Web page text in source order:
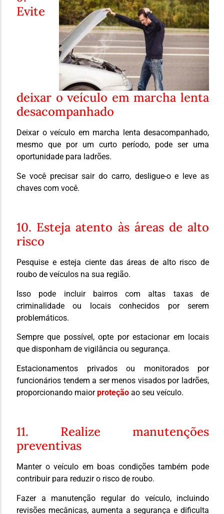
Evite
deixar o veículo em marcha lenta
desacompanhado
Deixar o veículo em marcha lenta desacompanhado,
mesmo que por um curto período, pode ser uma
oportunidade para ladrões.
Se você precisar sair do carro, desligue-o e leve as
chaves com você.
10. Esteja atento às áreas de alto
risco
Pesquise e esteja ciente das áreas de alto risco de
roubo de veículos na sua região.
Isso pode incluir bairros com altas taxas de
criminalidade ou locais conhecidos por serem
problemáticos.
Sempre que possível, opte por estacionar em locais
que disponham de vigilância ou segurança.
Estacionamentos privados ou monitorados por
funcionários tendem a ser menos visados por ladrões,
proporcionando maiorproteção ao seu veículo.
11. Realize manutenções
preventivas
Manter o veículo em boas condições também pode
contribuir para reduzir o risco de roubo.
Fazer a manutenção regular do veículo, incluindo
revisões mecânicas, aumenta a segurança e dificulta